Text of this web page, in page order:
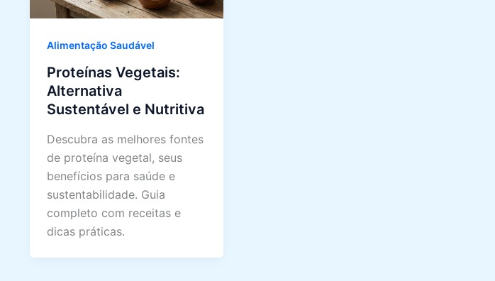
Alimentação Saudável
Proteínas Vegetais:
Alternativa
Sustentável e Nutritiva
Descubra as melhores fontes
de proteína vegetal, seus
benefícios para saúde e
sustentabilidade. Guia
completo com receitas e
dicas práticas.